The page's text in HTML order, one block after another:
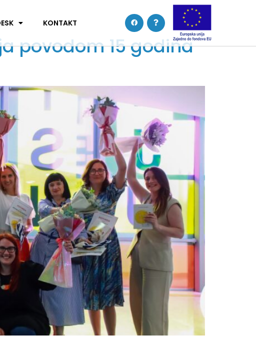
KONTAKT
povodom 15 godina